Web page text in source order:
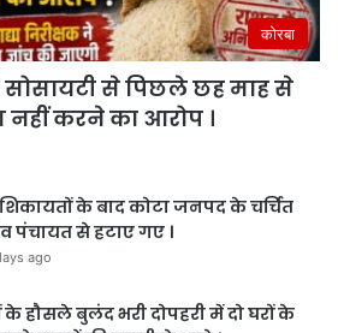
कोरबा
से पिछले छह माह से
नहीं करने का आरोप ।
के बाद कोटा जनपद के चर्चित
पंचायत से हटाए गए ।
ago
के हौसले बुलंद भरी दोपहरी में दो घरों के